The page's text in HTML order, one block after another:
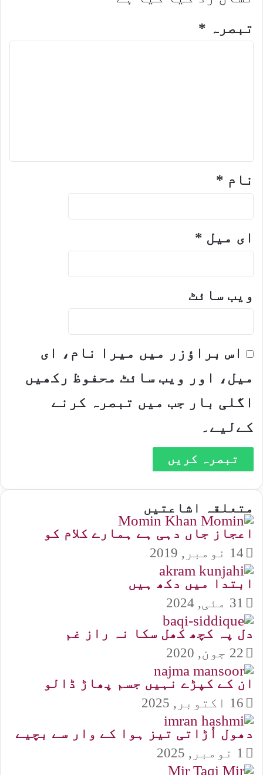
تبصرہ *
نام *
ای میل *
ویب‌ سائٹ
اس براؤزر میں میرا نام، ای
میل، اور ویب سائٹ محفوظ رکھیں
اگلی بار جب میں تبصرہ کرنے
کےلیے۔
متعلقہ اشاعتیں
اعجاز جاں دہی ہے ہمارے کلام کو
14 نومبر, 2019
ابتدا میں دکھ ہیں
31 مئی, 2024
دل پہ کچھ کھل سکا نہ راز غم
22 جون, 2020
ان کے کپڑے نہیں جسم پھاڑ ڈالو
16 اکتوبر, 2025
دھول اُڑاتی تیز ہوا کے وار سے بچیے
1 نومبر, 2025